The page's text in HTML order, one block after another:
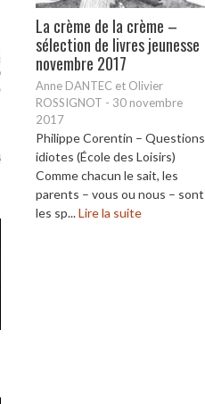
La crème de la crème –
sélection de livres jeunesse
novembre 2017
Anne DANTEC et Olivier
ROSSIGNOT - 30 novembre
2017
Philippe Corentin – Questions
idiotes (École des Loisirs)
Comme chacun le sait, les
parents – vous ou nous – sont
les sp...Lire la suite